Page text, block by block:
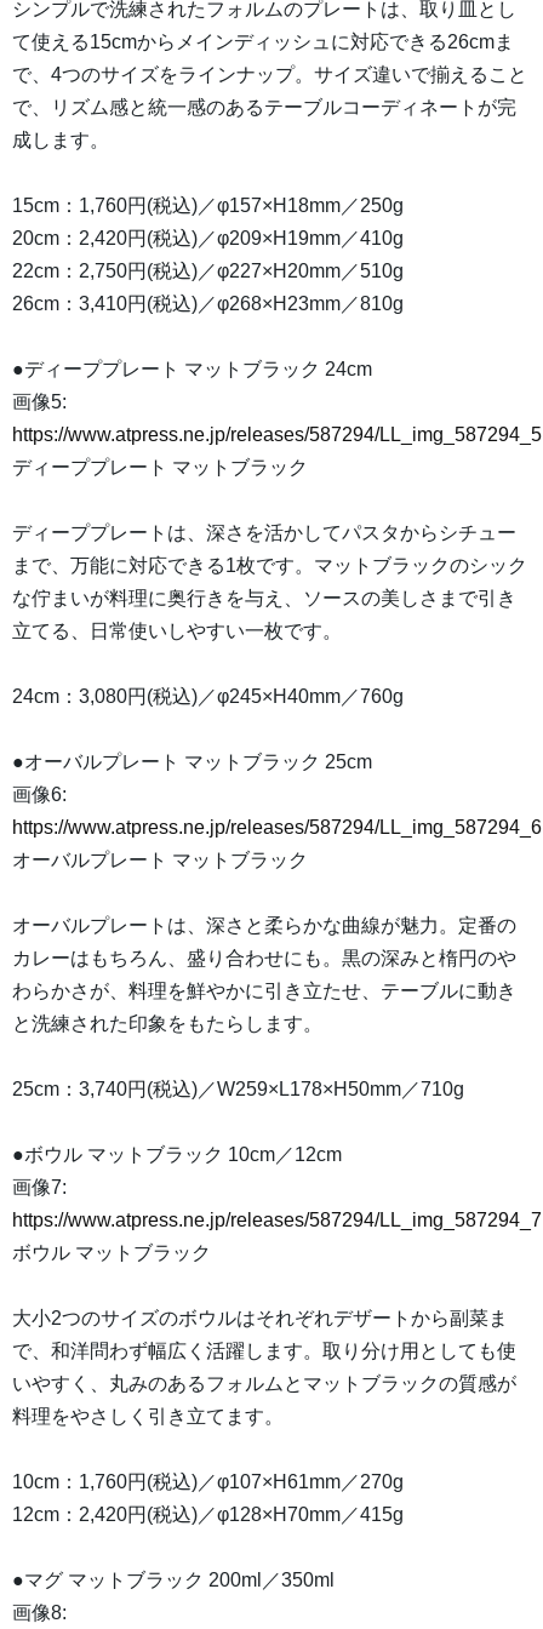
シンプルで洗練されたフォルムのプレートは、取り皿とし
て使える15cmからメインディッシュに対応できる26cmま
で、4つのサイズをラインナップ。サイズ違いで揃えること
で、リズム感と統一感のあるテーブルコーディネートが完
成します。
15cm：1,760円(税込)／φ157×H18mm／250g
20cm：2,420円(税込)／φ209×H19mm／410g
22cm：2,750円(税込)／φ227×H20mm／510g
26cm：3,410円(税込)／φ268×H23mm／810g
●ディーププレート マットブラック 24cm
画像5:
https://www.atpress.ne.jp/releases/587294/
ディーププレート マットブラック
ディーププレートは、深さを活かしてパスタからシチュー
まで、万能に対応できる1枚です。マットブラックのシック
な佇まいが料理に奥行きを与え、ソースの美しさまで引き
立てる、日常使いしやすい一枚です。
24cm：3,080円(税込)／φ245×H40mm／760g
●オーバルプレート マットブラック 25cm
画像6:
https://www.atpress.ne.jp/releases/587294/
オーバルプレート マットブラック
オーバルプレートは、深さと柔らかな曲線が魅力。定番の
カレーはもちろん、盛り合わせにも。黒の深みと楕円のや
わらかさが、料理を鮮やかに引き立たせ、テーブルに動き
と洗練された印象をもたらします。
25cm：3,740円(税込)／W259×L178×H50mm／710g
●ボウル マットブラック 10cm／12cm
画像7:
https://www.atpress.ne.jp/releases/587294/
ボウル マットブラック
大小2つのサイズのボウルはそれぞれデザートから副菜ま
で、和洋問わず幅広く活躍します。取り分け用としても使
いやすく、丸みのあるフォルムとマットブラックの質感が
料理をやさしく引き立てます。
10cm：1,760円(税込)／φ107×H61mm／270g
12cm：2,420円(税込)／φ128×H70mm／415g
●マグ マットブラック 200ml／350ml
画像8: